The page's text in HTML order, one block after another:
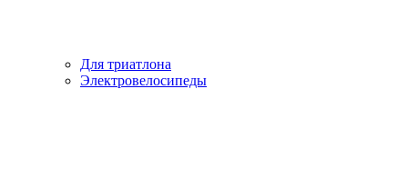
Для триатлона
Электровелосипеды